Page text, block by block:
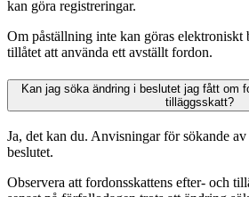
kan göra registreringar.
Om påställning inte kan göras elektroniskt
tillåtet att använda ett avställt fordon.
Kan jag söka ändring i beslutet jag fått om
tilläggsskatt?
Ja, det kan du. Anvisningar för sökande
beslutet.
Observera att fordonsskattens efter- och